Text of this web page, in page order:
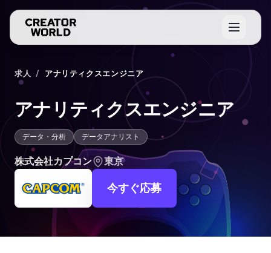
求人 / アナリティクスエンジニア
アナリティクスエンジニア
データ・分析 データアナリスト
株式会社カプコン 東京
今すぐ応募